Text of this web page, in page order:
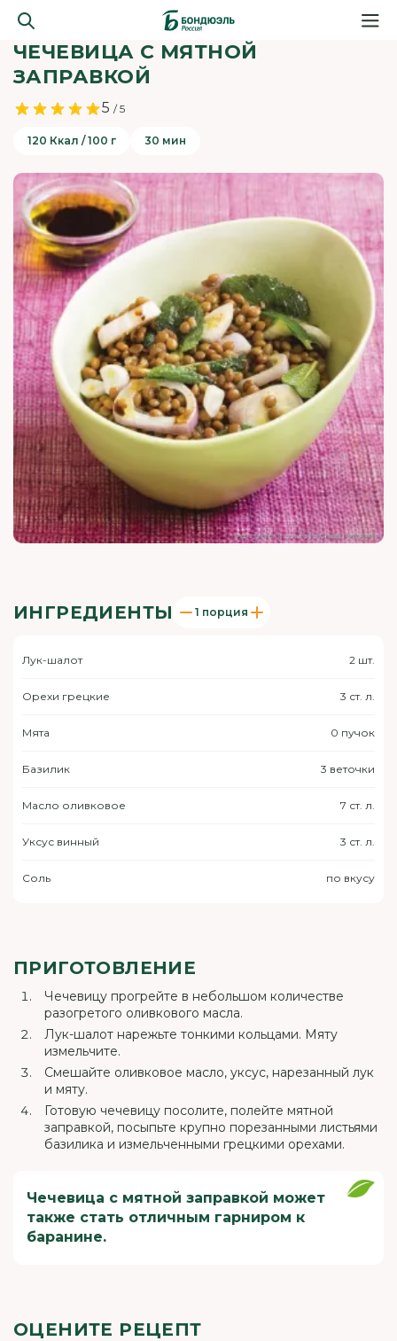
ЧЕЧЕВИЦА С МЯТНОЙ
ЗАПРАВКОЙ
5 / 5
120 Ккал / 100 г 30 мин
ИНГРЕДИЕНТЫ 1 порция
Лук-шалот 2 шт.
Орехи грецкие 3 ст. л.
Мята 0 пучок
Базилик 3 веточки
Масло оливковое 7 ст. л.
Уксус винный 3 ст. л.
Соль по вкусу
ПРИГОТОВЛЕНИЕ
Чечевицу прогрейте в небольшом количестве
разогретого оливкового масла.
Лук-шалот нарежьте тонкими кольцами. Мяту
измельчите.
Смешайте оливковое масло, уксус, нарезанный лук
и мяту.
Готовую чечевицу посолите, полейте мятной
заправкой, посыпьте крупно порезанными листьями
базилика и измельченными грецкими орехами.
Чечевица с мятной заправкой может
также стать отличным гарниром к
баранине.
ОЦЕНИТЕ РЕЦЕПТ